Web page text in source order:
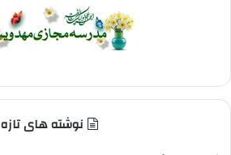
نوشته های تازه